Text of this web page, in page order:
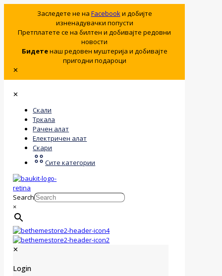
Заследете не на Facebookи добијте
изненадувачки попусти
Претплатете се на билтен и добивајте редовни
новости
Бидетенаш редовен муштерија и добивајте
пригодни подароци
✕
✕
Скали
Тркала
Рачен алат
Електричен алат
Скари
Сите категории
Search
×
✕
Login